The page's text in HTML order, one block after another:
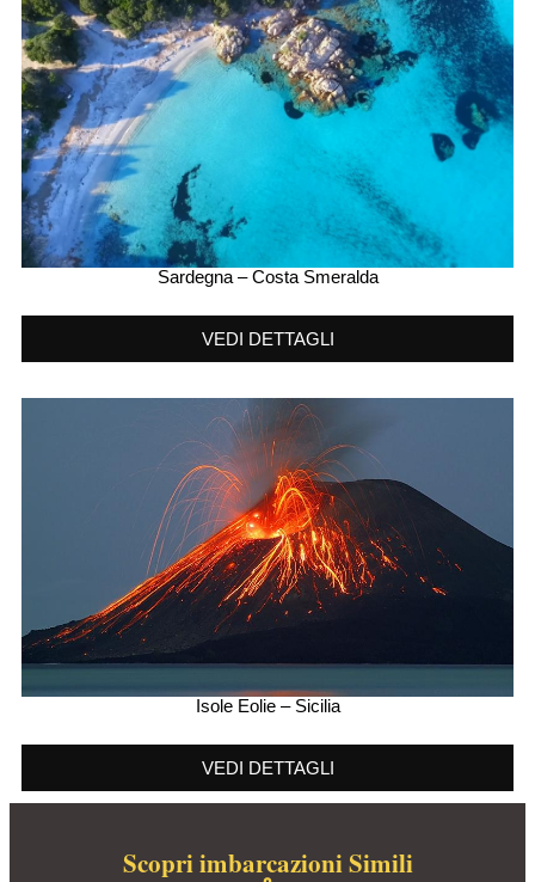
Sardegna – Costa Smeralda
VEDI DETTAGLI
Isole Eolie – Sicilia
VEDI DETTAGLI
Scopri imbarcazioni Simili